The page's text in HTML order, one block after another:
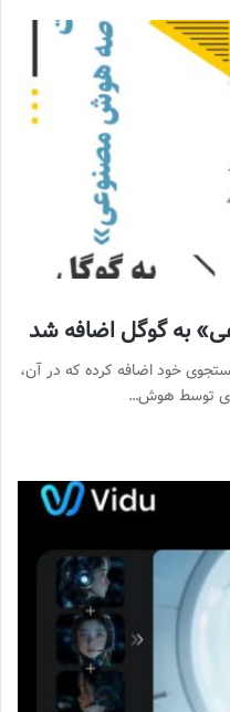
به گوگل اضافه شد
خود اضافه کرده که در آن،
توسط هوش…